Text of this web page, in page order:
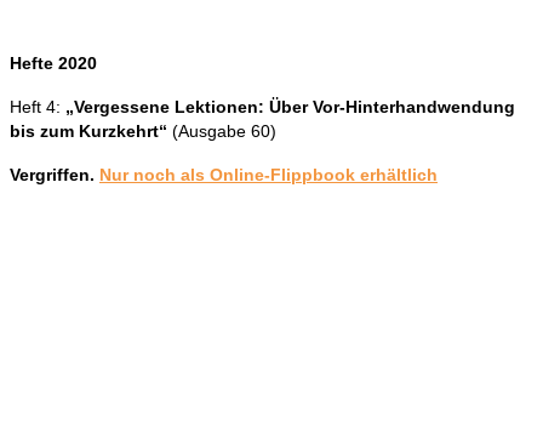
Hefte 2020
Heft 4: „Vergessene Lektionen: Über Vor-Hinterhandwendung
bis zum Kurzkehrt“ (Ausgabe 60)
Vergriffen. Nur noch als Online-Flippbook erhältlich